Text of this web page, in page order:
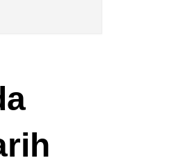
Solana Haberleri